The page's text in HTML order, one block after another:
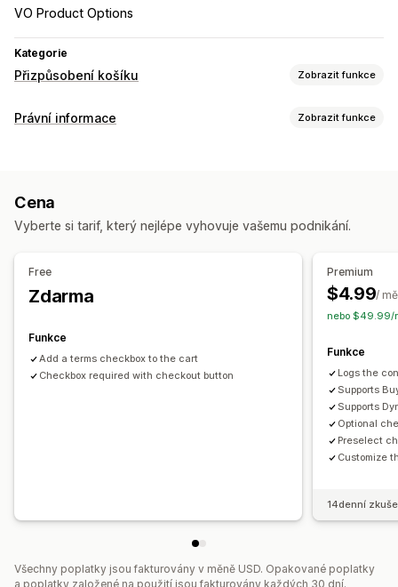
VO Product Options
Kategorie
Přizpůsobení košíku Zobrazit funkce
Zobrazení košíku
Přizpůsobení pokladny
Právní informace Zobrazit funkce
Dodržování daňových předpisů
Řízení zásad Dodržování TSE Výkazy dodržování předpisů
Tlačítka
Cena
Vyberte si tarif, který nejlépe vyhovuje vašemu podnikání.
Free
Zdarma
Funkce
Add a terms checkbox to the cart
Checkbox required with checkout button
Premium
$4.99/
nebo $49.99/
Funkce
Logs the
Supports
Supports
Optional
Preselect
Customize
14denní
Všechny poplatky jsou fakturovány v měně USD. Opakované poplatky
a poplatky založené na použití jsou fakturovány každých 30 dní.